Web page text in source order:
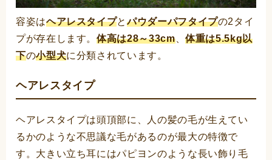
容姿はヘアレスタイプとパウダーパフタイプの2タイ
プが存在します。体高は28～33cm、体重は5.5kg以
下の小型犬に分類されています。
ヘアレスタイプ
ヘアレスタイプは頭頂部に、人の髪の毛が生えてい
るかのような不思議な毛があるのが最大の特徴で
す。大きい立ち耳にはパピヨンのような長い飾り毛